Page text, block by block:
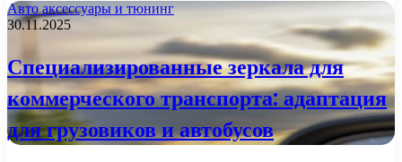
Авто аксессуары и тюнинг
30.11.2025
Специализированные зеркала для
коммерческого транспорта: адаптация
для грузовиков и автобусов